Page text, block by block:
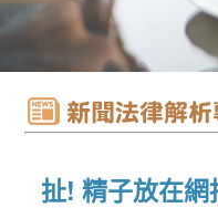
扯! 精子放在網